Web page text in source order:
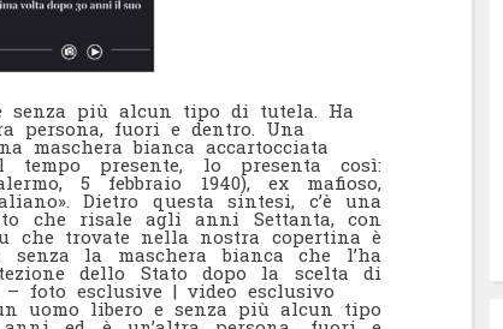
senza più alcun tipo di tutela. Ha
persona, fuori e dentro. Una
maschera bianca accartocciata
tempo presente, lo presenta così:
5 febbraio 1940), ex mafioso,
Dietro questa sintesi, c’è una
che risale agli anni Settanta, con
che trovate nella nostra copertina è
la maschera bianca che l’ha
dello Stato dopo la scelta di
foto esclusive | video esclusivo
uomo libero e senza più alcun tipo